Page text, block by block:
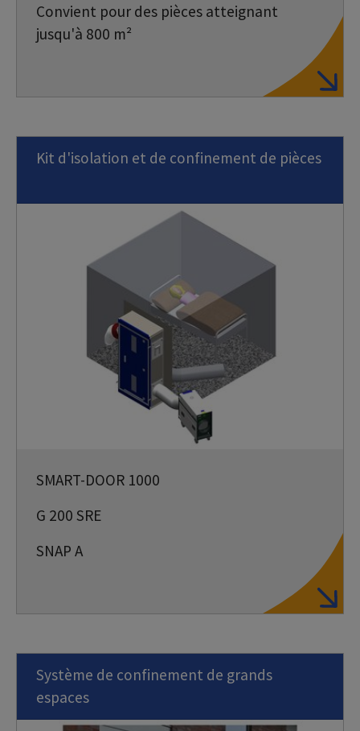
Convient pour des pièces atteignant
jusqu'à 800 m²
Kit d'isolation et de confinement de pièces
SMART-DOOR 1000
G 200 SRE
SNAP A
Système de confinement de grands
espaces